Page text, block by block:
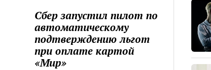
Сбер запустил пилот по
автоматическому
подтверждению льгот
при оплате картой
«Мир»